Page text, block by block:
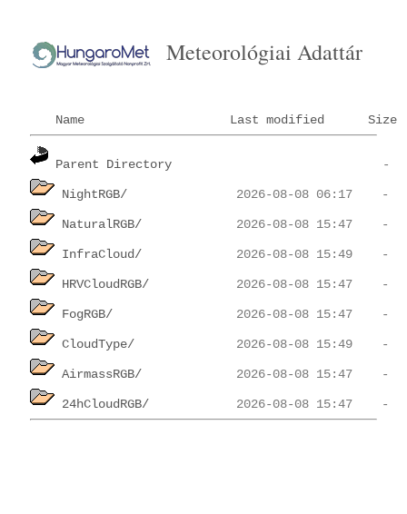
Meteorológiai Adattár
Name Last modified Size
Parent Directory
NightRGB/
NaturalRGB/
InfraCloud/
HRVCloudRGB/
FogRGB/
CloudType/
AirmassRGB/
24hCloudRGB/